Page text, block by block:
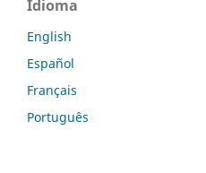
Idioma
English
Español
Français
Português